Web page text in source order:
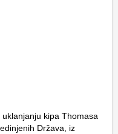
kipa Thomasa
Država, iz